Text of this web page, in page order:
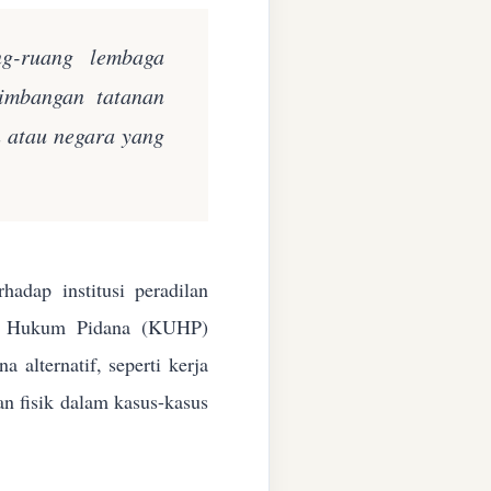
ruang lembaga
tatanan
negara yang
institusi peradilan
Hukum Pidana (KUHP)
alternatif, seperti kerja
fisik dalam kasus-kasus